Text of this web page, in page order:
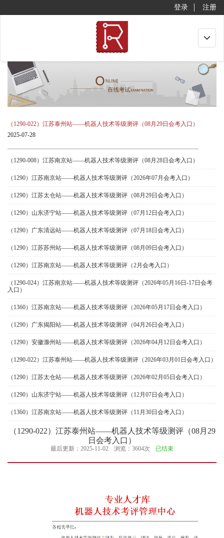
登录 注册
Toggle
（1290-022）江苏泰州站——机器人技术等级测评（08月29日会考入口）
2025-07-28
（1290-008）江苏南京站——机器人技术等级测评（08月28日会考入口）
（1290）江苏南京站——机器人技术等级测评（2026年07月会考入口）
（1290）江苏太仓站——机器人技术等级测评（08月29日会考入口）
（1290）山东济宁站——机器人技术等级测评（07月12日会考入口）
（1290）广东清远站——机器人技术等级测评（07月18日会考入口）
（1290）江苏苏州站——机器人技术等级测评（08月09日会考入口）
（1290）江苏南京站——机器人技术等级测评（2月会考入口）
（1290-024）江苏南京站——机器人技术等级测评（2026年05月16日-17日会考
入口）
（1360）江苏南京站——机器人技术等级测评（2026年05月17日会考入口）
（1290）广东揭阳站——机器人技术等级测评（04月26日会考入口）
（1290）安徽滁州站——机器人技术等级测评（2026年04月12日会考入口）
（1290-022）江苏泰州站——机器人技术等级测评（2026年03月01日会考入口）
（1290）江苏太仓站——机器人技术等级测评（2026年02月05日会考入口）
（1290）山东济宁站——机器人技术等级测评（12月07日会考入口）
（1360）江苏南京站——机器人技术等级测评（11月30日会考入口）
（1290-022）江苏泰州站——机器人技术等级测评（08月29
日会考入口）
最后更新：2025-11-02 浏览：3604次 已结束